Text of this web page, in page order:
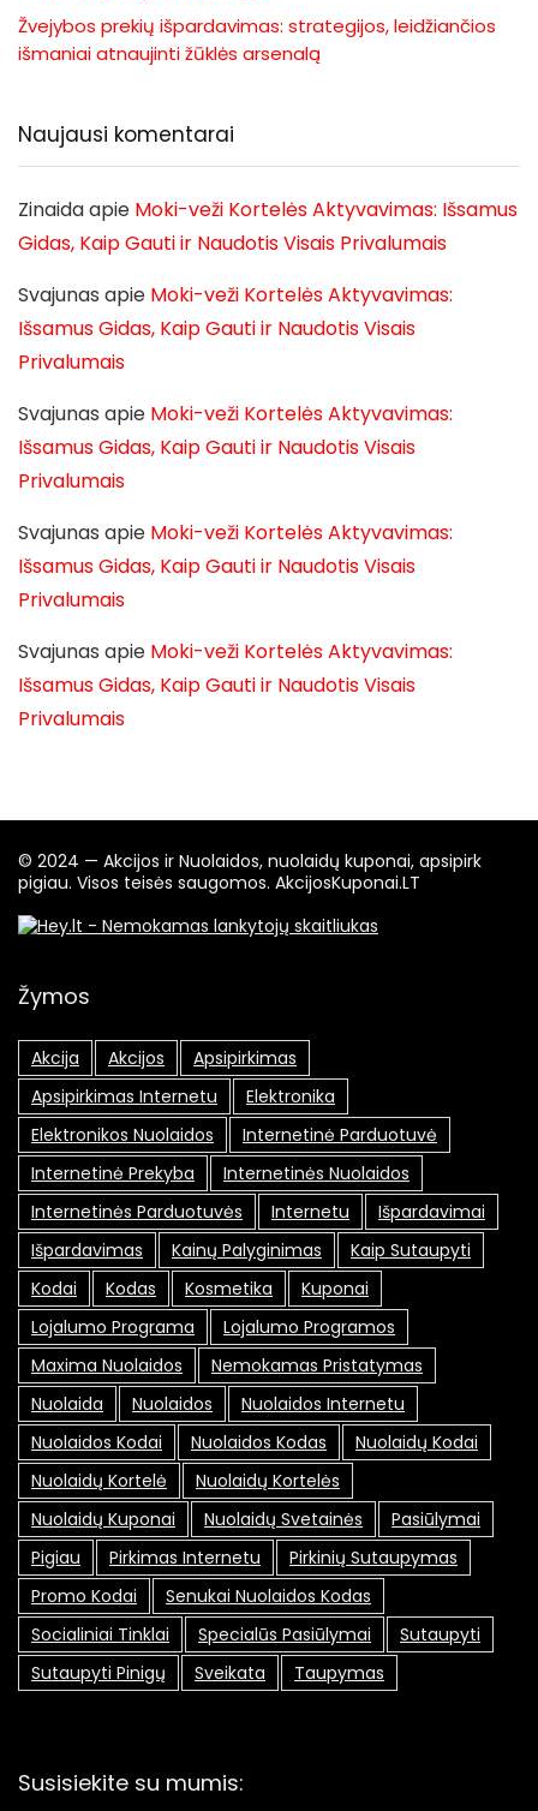
Žvejybos prekių išpardavimas: strategijos, leidžiančios
išmaniai atnaujinti žūklės arsenalą
Naujausi komentarai
Zinaidaapie Moki-veži Kortelės Aktyvavimas: Išsamus
Gidas, Kaip Gauti ir Naudotis Visais Privalumais
Svajunas apie Moki-veži Kortelės Aktyvavimas:
Išsamus Gidas, Kaip Gauti ir Naudotis Visais
Privalumais
Svajunas apie Moki-veži Kortelės Aktyvavimas:
Išsamus Gidas, Kaip Gauti ir Naudotis Visais
Privalumais
Svajunas apie Moki-veži Kortelės Aktyvavimas:
Išsamus Gidas, Kaip Gauti ir Naudotis Visais
Privalumais
Svajunas apie Moki-veži Kortelės Aktyvavimas:
Išsamus Gidas, Kaip Gauti ir Naudotis Visais
Privalumais
© 2024 — Akcijos ir Nuolaidos, nuolaidų kuponai, apsipirk
pigiau. Visos teisės saugomos. AkcijosKuponai.LT
Žymos
Akcija Akcijos
Apsipirkimas
Apsipirkimas Internetu
Elektronika
Elektronikos Nuolaidos
Internetinė Parduotuvė
Internetinė Prekyba
Internetinės Nuolaidos
Internetinės Parduotuvės
Internetu
Išpardavimai
Išpardavimas
Kainų Palyginimas
Kaip Sutaupyti
Kodai
Kodas Kosmetika
Kuponai
Lojalumo Programa
Lojalumo Programos
Maxima Nuolaidos
Nemokamas Pristatymas
Nuolaida
Nuolaidos
Nuolaidos Internetu
Nuolaidos Kodai
Nuolaidos Kodas
Nuolaidų Kodai
Nuolaidų Kortelė
Nuolaidų Kortelės
Nuolaidų Kuponai
Nuolaidų Svetainės
Pasiūlymai
Pigiau
Pirkimas Internetu
Pirkinių Sutaupymas
Promo Kodai
Senukai Nuolaidos Kodas
Socialiniai Tinklai
Specialūs Pasiūlymai
Sutaupyti
Sutaupyti Pinigų
Sveikata Taupymas
Susisiekite su mumis: